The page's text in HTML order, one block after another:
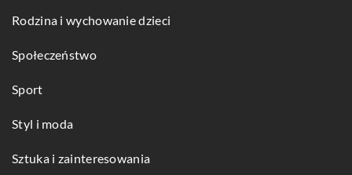
Rodzina i wychowanie dzieci
Społeczeństwo
Sport
Styl i moda
Sztuka i zainteresowania